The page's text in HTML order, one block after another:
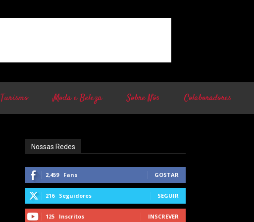
Turismo Moda e Beleza Sobre Nós Colaboradores
Nossas Redes
2,459 Fans GOSTAR
216 Seguidores SEGUIR
125 Inscritos INSCREVER